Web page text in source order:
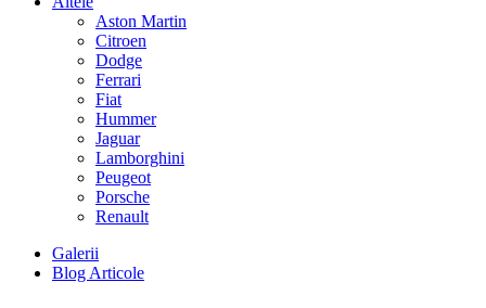
Aston Martin
Citroen
Dodge
Ferrari
Fiat
Hummer
Jaguar
Lamborghini
Peugeot
Porsche
Renault
Galerii
Blog Articole